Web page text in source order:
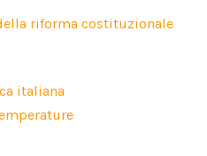
riforma costituzionale
italiana